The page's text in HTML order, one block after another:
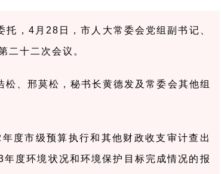
，4月28日，市人大常委会党组副书记、
二十二次会议。
、邢莫松，秘书长黄德发及常委会其他组
度市级预算执行和其他财政收支审计查出
度环境状况和环境保护目标完成情况的报